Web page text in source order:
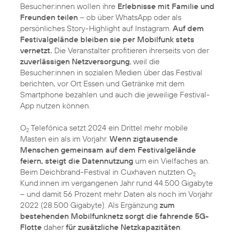
Besucher:innen wollen ihre Erlebnisse mit Familie und
Freunden teilen – ob über WhatsApp oder als
persönliches Story-Highlight auf Instagram. Auf dem
Festivalgelände bleiben sie per Mobilfunk stets
vernetzt. Die Veranstalter profitieren ihrerseits von der
zuverlässigen Netzversorgung, weil die
Besucher:innen in sozialen Medien über das Festival
berichten, vor Ort Essen und Getränke mit dem
Smartphone bezahlen und auch die jeweilige Festival-
App nutzen können.
O2 Telefónica setzt 2024 ein Drittel mehr mobile
Masten ein als im Vorjahr. Wenn zigtausende
Menschen gemeinsam auf dem Festivalgelände
feiern, steigt die Datennutzung um ein Vielfaches an.
Beim Deichbrand-Festival in Cuxhaven nutzten O2
Kund:innen im vergangenen Jahr rund 44.500 Gigabyte
– und damit 56 Prozent mehr Daten als noch im Vorjahr
2022 (28.500 Gigabyte). Als Ergänzung zum
bestehenden Mobilfunknetz sorgt die fahrende 5G-
Flotte daherfür zusätzliche Netzkapazitäten